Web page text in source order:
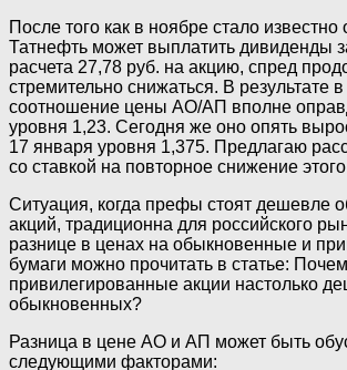
После того как в ноябре стало известно
Татнефть может выплатить дивиденды
расчета 27,78 руб. на акцию, спред
стремительно снижаться. В результате
соотношение цены АО/АП вполне
уровня 1,23. Сегодня же оно опять
17 января уровня 1,375. Предлагаю
со ставкой на повторное снижение
Ситуация, когда префы стоят дешевле
акций, традиционна для российского
разнице в ценах на обыкновенные и
бумаги можно прочитать в статье:
привилегированные акции настолько
обыкновенных?
Разница в цене АО и АП может быть
следующими факторами: